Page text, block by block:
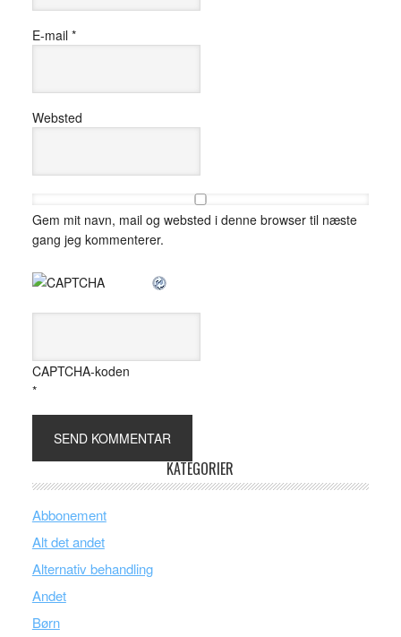
E-mail *
Websted
Gem mit navn, mail og websted i denne browser til næste
gang jeg kommenterer.
CAPTCHA-koden
*
KATEGORIER
Abbonement
Alt det andet
Alternativ behandling
Andet
Børn